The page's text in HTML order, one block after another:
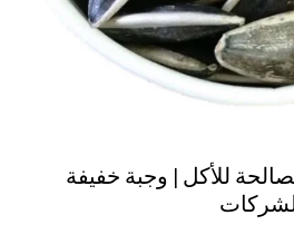
للأكل | وجبة خفيفة